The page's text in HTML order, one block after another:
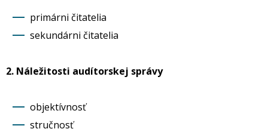
primárni čitatelia
sekundárni čitatelia
2. Náležitosti audítorskej správy
objektívnosť
stručnosť